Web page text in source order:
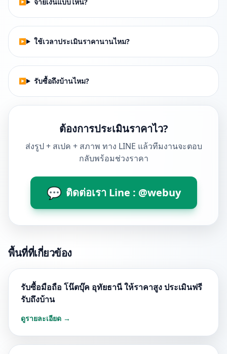
ใช้เวลาประเมินราคานานไหม?
รับซื้อถึงบ้านไหม?
ต้องการประเมินราคาไว?
ส่งรูป + สเปค + สภาพ ทาง LINE แล้วทีมงานจะตอบ
กลับพร้อมช่วงราคา
💬 ติดต่อเรา Line : @webuy
พื้นที่ที่เกี่ยวข้อง
รับซื้อมือถือ โน๊ตบุ๊ค อุทัยธานี ให้ราคาสูง ประเมินฟรี
รับถึงบ้าน
ดูรายละเอียด →